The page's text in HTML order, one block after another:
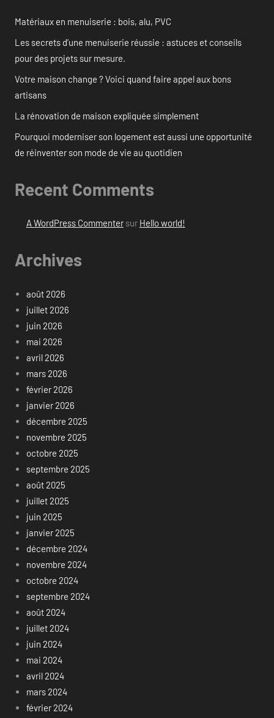
Matériaux en menuiserie : bois, alu, PVC
Les secrets d’une menuiserie réussie : astuces et conseils
pour des projets sur mesure.
Votre maison change ? Voici quand faire appel aux bons
artisans
La rénovation de maison expliquée simplement
Pourquoi moderniser son logement est aussi une opportunité
de réinventer son mode de vie au quotidien
Recent Comments
A WordPress Commentersur Hello world!
Archives
août 2026
juillet 2026
juin 2026
mai 2026
avril 2026
mars 2026
février 2026
janvier 2026
décembre 2025
novembre 2025
octobre 2025
septembre 2025
août 2025
juillet 2025
juin 2025
janvier 2025
décembre 2024
novembre 2024
octobre 2024
septembre 2024
août 2024
juillet 2024
juin 2024
mai 2024
avril 2024
mars 2024
février 2024